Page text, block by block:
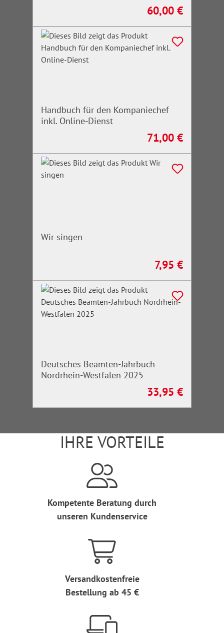
Regulärer Preis:
60,00 €
Handbuch für den Kompaniechef
inkl. Online-Dienst
Regulärer Preis:
71,00 €
Wir singen
Regulärer Preis:
7,95 €
Deutsches Beamten-Jahrbuch
Nordrhein-Westfalen 2025
Regulärer Preis:
33,95 €
IHRE VORTEILE
Kompetente Beratung durch
unseren Kundenservice
Versandkostenfreie
Bestellung ab 45 €